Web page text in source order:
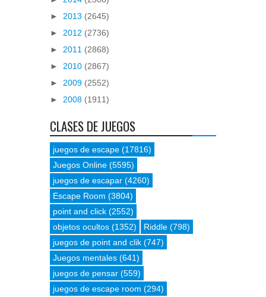
► 2013 (2645)
► 2012 (2736)
► 2011 (2868)
► 2010 (2867)
► 2009 (2552)
► 2008 (1911)
CLASES DE JUEGOS
juegos de escape (17816)
Juegos Online (5595)
juegos de escapar (4260)
Escape Room (3804)
point and click (2552)
objetos ocultos (1352) Riddle (798)
juegos de point and clik (747)
Juegos mentales (641)
juegos de pensar (559)
juegos de escape room (294)